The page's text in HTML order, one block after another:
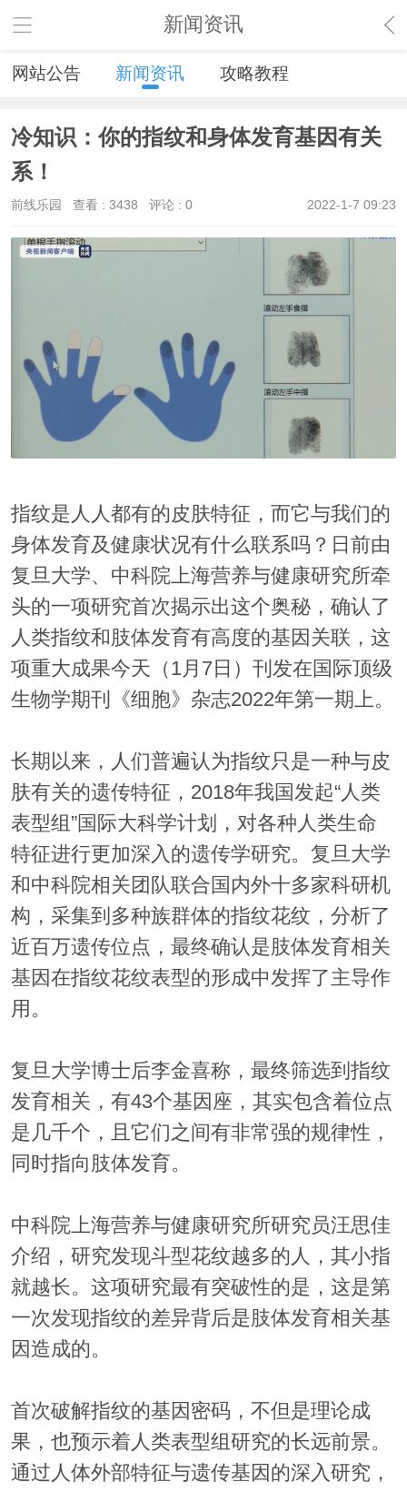
新闻资讯
网站公告 新闻资讯 攻略教程
冷知识：你的指纹和身体发育基因有关
系！
2022-1-7 09:23
前线乐园 查看 : 3438 评论 : 0
指纹是人人都有的皮肤特征，而它与我们的
身体发育及健康状况有什么联系吗？日前由
复旦大学、中科院上海营养与健康研究所牵
头的一项研究首次揭示出这个奥秘，确认了
人类指纹和肢体发育有高度的基因关联，这
项重大成果今天（1月7日）刊发在国际顶级
生物学期刊《细胞》杂志2022年第一期上。
长期以来，人们普遍认为指纹只是一种与皮
肤有关的遗传特征，2018年我国发起“人类
表型组”国际大科学计划，对各种人类生命
特征进行更加深入的遗传学研究。复旦大学
和中科院相关团队联合国内外十多家科研机
构，采集到多种族群体的指纹花纹，分析了
近百万遗传位点，最终确认是肢体发育相关
基因在指纹花纹表型的形成中发挥了主导作
用。
复旦大学博士后李金喜称，最终筛选到指纹
发育相关，有43个基因座，其实包含着位点
是几千个，且它们之间有非常强的规律性，
同时指向肢体发育。
中科院上海营养与健康研究所研究员汪思佳
介绍，研究发现斗型花纹越多的人，其小指
就越长。这项研究最有突破性的是，这是第
一次发现指纹的差异背后是肢体发育相关基
因造成的。
首次破解指纹的基因密码，不但是理论成
果，也预示着人类表型组研究的长远前景。
通过人体外部特征与遗传基因的深入研究，